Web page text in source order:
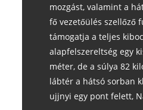
mozgást, valamint a
fő vezetőülés szellőző
támogatja a teljes
alapfelszereltség egy
méter, de a súlya 82
lábtér a hátsó sorban
ujjnyi egy pont felett,